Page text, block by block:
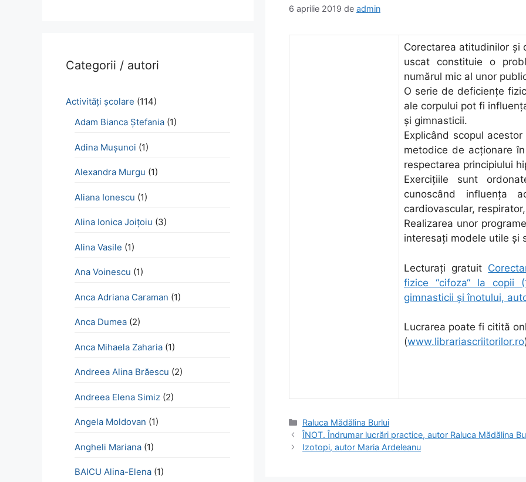
6 aprilie 2019 de admin
Corectarea atitudinilor şi
uscat constituie o
numărul mic al unor
O serie de deficienţe
ale corpului pot fi
şi gimnasticii.
Explicând scopul
metodice de acţionare
respectarea principiului
Exerciţiile sunt
cunoscând influenţa
cardiovascular,
Realizarea unor
interesaţi modele utile şi
Lecturați gratuit
fizice “cifoza“ la copii
gimnasticii şi înotului,
Lucrarea poate fi citită
(www.librariascriitorilor.ro
Categorii
Raluca Mădălina Burlui
ÎNOT. Îndrumar lucrări practice, autor Raluca Mădălina
Izotopi, autor Maria Ardeleanu
Categorii / autori
Activităţi şcolare (114)
Adam Bianca Ștefania (1)
Adina Mușunoi (1)
Alexandra Murgu (1)
Aliana Ionescu (1)
Alina Ionica Joițoiu (3)
Alina Vasile (1)
Ana Voinescu (1)
Anca Adriana Caraman (1)
Anca Dumea (2)
Anca Mihaela Zaharia (1)
Andreea Alina Brăescu (2)
Andreea Elena Simiz (2)
Angela Moldovan (1)
Angheli Mariana (1)
BAICU Alina-Elena (1)